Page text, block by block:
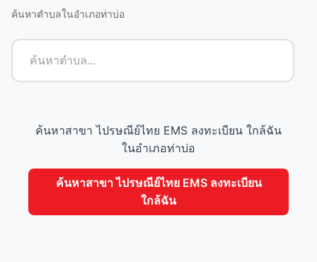
ค้นหาตำบลในอำเภอท่าบ่อ
ค้นหาสาขา ไปรษณีย์ไทย EMS ลงทะเบียน ใกล้ฉัน
ในอำเภอท่าบ่อ
ค้นหาสาขา ไปรษณีย์ไทย EMS ลงทะเบียน
ใกล้ฉัน